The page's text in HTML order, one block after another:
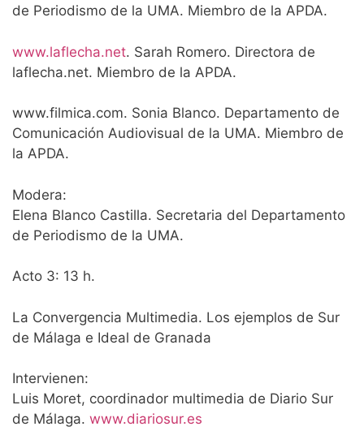
de Periodismo de la UMA. Miembro de la APDA.
www.laflecha.net. Sarah Romero. Directora de
laflecha.net. Miembro de la APDA.
www.filmica.com. Sonia Blanco. Departamento de
Comunicación Audiovisual de la UMA. Miembro de
la APDA.
Modera:
Elena Blanco Castilla. Secretaria del Departamento
de Periodismo de la UMA.
Acto 3: 13 h.
La Convergencia Multimedia. Los ejemplos de Sur
de Málaga e Ideal de Granada
Intervienen:
Luis Moret, coordinador multimedia de Diario Sur
de Málaga. www.diariosur.es